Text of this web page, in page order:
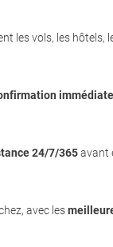
les vols, les hôtels,
immédiate
24/7/365avant
avec les